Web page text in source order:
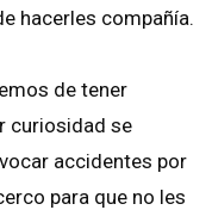
hacerles compañía.
de tener
curiosidad se
accidentes por
para que no les